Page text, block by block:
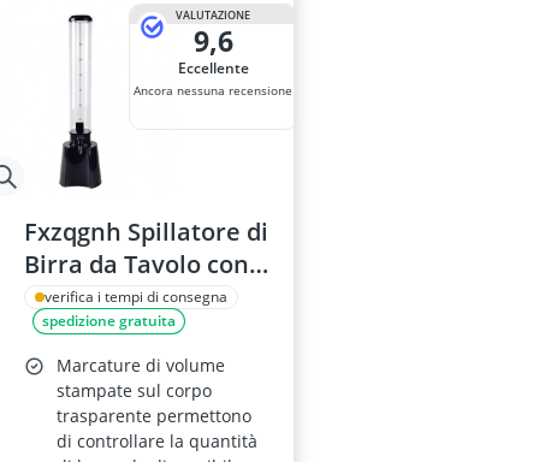
VALUTAZIONE
9,6
Eccellente
Ancora nessuna recensione
Fxzqgnh Spillatore di
Birra da Tavolo con
Rubinetto, Erogatore
a Torre, 3 L, Nero
verifica i tempi di consegna
spedizione gratuita
Marcature di volume
stampate sul corpo
trasparente permettono
di controllare la quantità